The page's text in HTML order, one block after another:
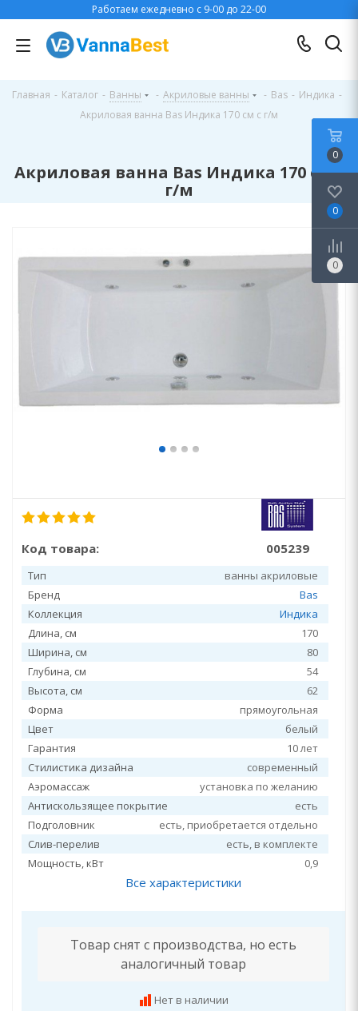
Работаем ежедневно с 9-00 до 22-00
Главная - Каталог - Ванны - Акриловые ванны - Bas - Индика -
Акриловая ванна Bas Индика 170 см с г/м
Акриловая ванна Bas Индика 170 см с
г/м
Код товара: 005239
Тип
ванны акриловые
Бренд
Bas
Коллекция
Индика
Длина, см
170
Ширина, см
80
Глубина, см
54
Высота, см
62
Форма
прямоугольная
Цвет
белый
Гарантия
10 лет
Стилистика дизайна
современный
Аэромассаж
установка по желанию
Антискользящее покрытие
есть
Подголовник
есть, приобретается отдельно
Слив-перелив
есть, в комплекте
Мощность, кВт
0,9
Все характеристики
Товар снят с производства, но есть
аналогичный товар
Нет в наличии
0
0
0